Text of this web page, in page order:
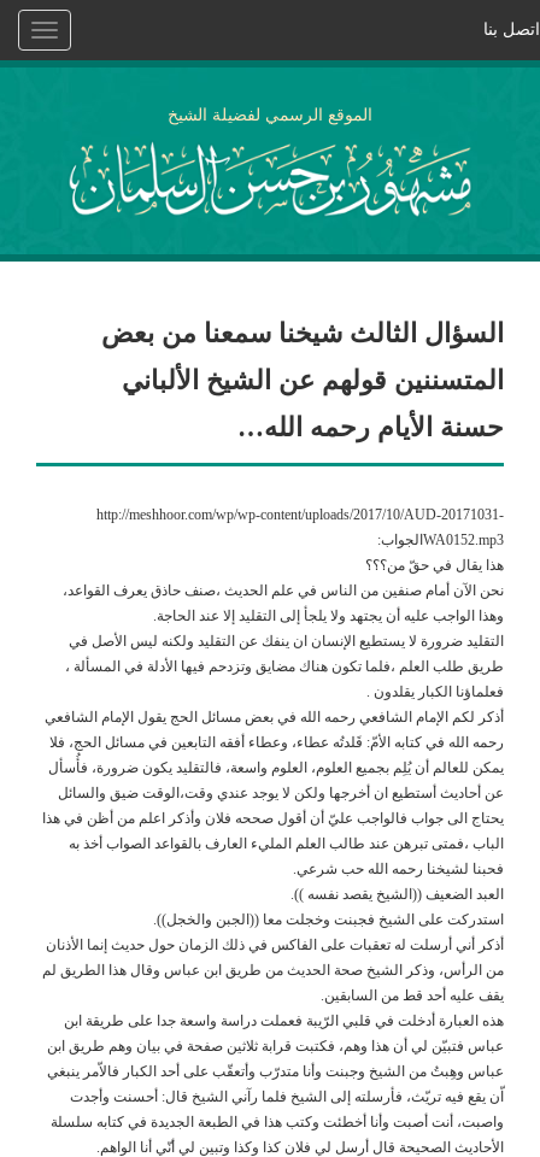
Toggle
اتصل بنا
الموقع الرسمي لفضيلة الشيخ
السؤال الثالث شيخنا سمعنا من بعض
المتسننين قولهم عن الشيخ الألباني
حسنة الأيام رحمه الله…
http://meshhoor.com/wp/wp-content/uploads/2017/10/AUD-20171031-
WA0152.mp3الجواب:
هذا يقال في حقّ من؟؟؟
نحن الآن أمام صنفين من الناس في علم الحديث ،صنف حاذق يعرف القواعد،
وهذا الواجب عليه أن يجتهد ولا يلجأ إلى التقليد إلا عند الحاجة.
التقليد ضرورة لا يستطيع الإنسان ان ينفك عن التقليد ولكنه ليس الأصل في
طريق طلب العلم ،فلما تكون هناك مضايق وتزدحم فيها الأدلة في المسألة ،
فعلماؤنا الكبار يقلدون .
أذكر لكم الإمام الشافعي رحمه الله في بعض مسائل الحج يقول الإمام الشافعي
رحمه الله في كتابه الأمّ: قَلدتُه عطاء، وعطاء أفقه التابعين في مسائل الحج، فلا
يمكن للعالم أن يُلِم بجميع العلوم، العلوم واسعة، فالتقليد يكون ضرورة، فأُسأل
عن أحاديث أستطيع ان أخرجها ولكن لا يوجد عندي وقت،الوقت ضيق والسائل
يحتاج الى جواب فالواجب عليّ أن أقول صححه فلان وأذكر اعلم من أظن في هذا
الباب ،فمتى تبرهن عند طالب العلم المليء العارف بالقواعد الصواب أخذ به
فحبنا لشيخنا رحمه الله حب شرعي.
العبد الضعيف ((الشيخ يقصد نفسه )).
استدركت على الشيخ فجبنت وخجلت معا ((الجبن والخجل)).
أذكر أني أرسلت له تعقبات على الفاكس في ذلك الزمان حول حديث إنما الأذنان
من الرأس، وذكر الشيخ صحة الحديث من طريق ابن عباس وقال هذا الطريق لم
يقف عليه أحد قط من السابقين.
هذه العبارة أدخلت في قلبي الرّيبة فعملت دراسة واسعة جدا على طريقة ابن
عباس فتبيّن لي أن هذا وهم، فكتبت قرابة ثلاثين صفحة في بيان وهم طريق ابن
عباس وهِبتُ من الشيخ وجبنت وأنا متدرّب وأتعقّب على أحد الكبار فالاّمر ينبغي
اّن يقع فيه تريّث، فأرسلته إلى الشيخ فلما رآني الشيخ قال: أحسنت وأجدت
واصبت، أنت أصبت وأنا أخطئت وكتب هذا في الطبعة الجديدة في كتابه سلسلة
الأحاديث الصحيحة قال أرسل لي فلان كذا وكذا وتبين لي أنّي أنا الواهم.